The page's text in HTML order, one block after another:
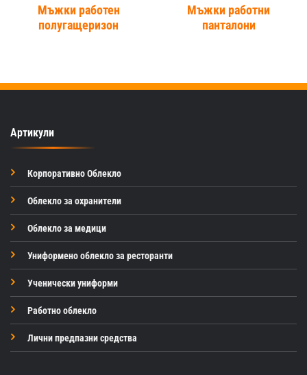
Мъжки работен
полугащеризон
Мъжки работни
панталони
Артикули
Корпоративно Облекло
Облекло за охранители
Облекло за медици
Униформено облекло за ресторанти
Ученически униформи
Работно облекло
Лични предпазни средства